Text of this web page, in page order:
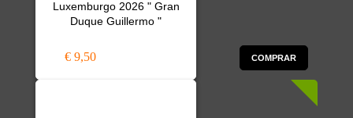
Luxemburgo 2026 " Gran
Duque Guillermo "
€ 9,50 COMPRAR